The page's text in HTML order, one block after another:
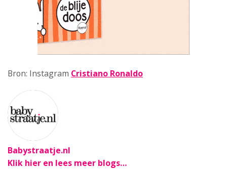
Bron: Instagram Cristiano Ronaldo
Babystraatje.nl
Klik hier en lees meer blogs…